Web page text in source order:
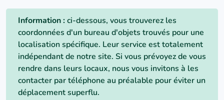
Information :ci-dessous, vous trouverez les
coordonnées d'un bureau d'objets trouvés pour une
localisation spécifique. Leur service est totalement
indépendant de notre site. Si vous prévoyez de vous
rendre dans leurs locaux, nous vous invitons à les
contacter par téléphone au préalable pour éviter un
déplacement superflu.